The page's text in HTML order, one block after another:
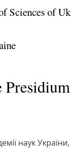
Sciences of
наук